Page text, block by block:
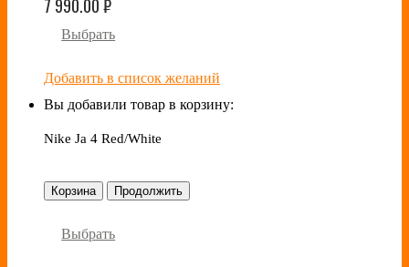
7 990.00₽
Выбрать
Добавить в список желаний
Вы добавили товар в корзину:
Nike Ja 4 Red/White
Корзина Продолжить
Выбрать